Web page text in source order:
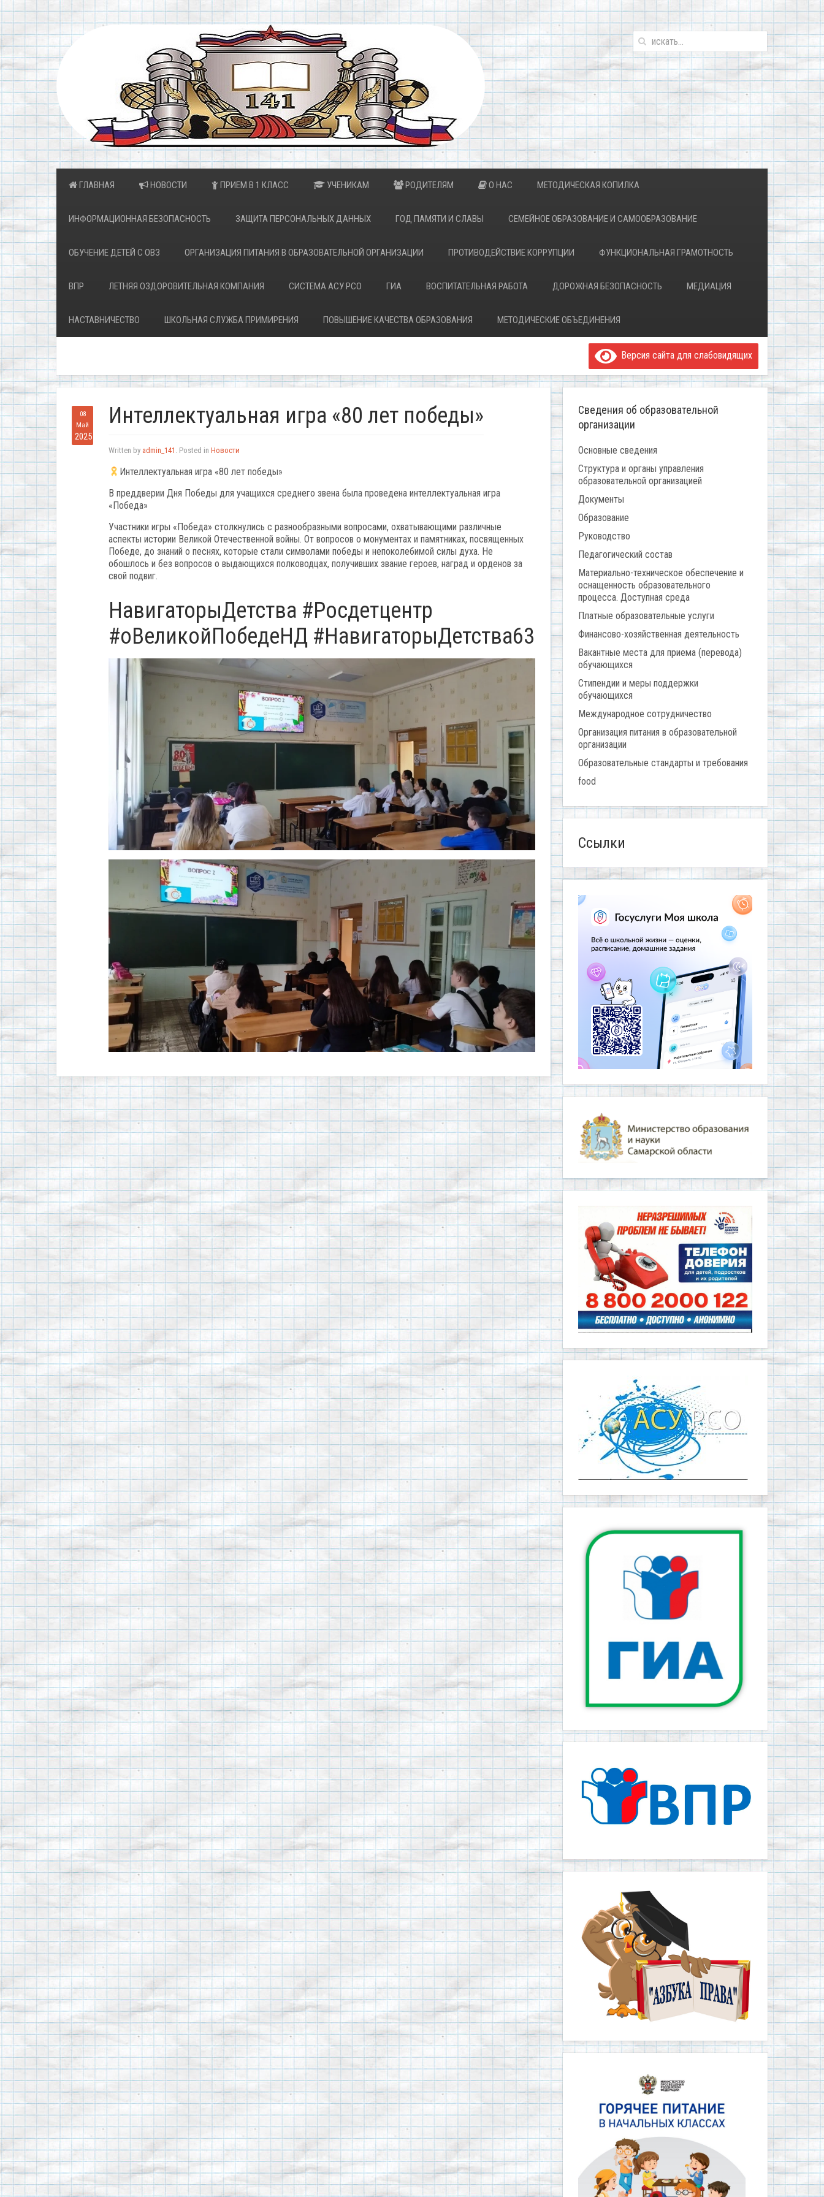
ГЛАВНАЯ НОВОСТИ ПРИЕМ В 1 КЛАСС УЧЕНИКАМ РОДИТЕЛЯМ О НАС МЕТОДИЧЕСКАЯ КОПИЛКА
ИНФОРМАЦИОННАЯ БЕЗОПАСНОСТЬ ЗАЩИТА ПЕРСОНАЛЬНЫХ ДАННЫХ ГОД ПАМЯТИ И СЛАВЫ СЕМЕЙНОЕ ОБРАЗОВАНИЕ И САМООБРАЗОВАНИЕ
ОБУЧЕНИЕ ДЕТЕЙ С ОВЗ ОРГАНИЗАЦИЯ ПИТАНИЯ В ОБРАЗОВАТЕЛЬНОЙ ОРГАНИЗАЦИИ ПРОТИВОДЕЙСТВИЕ КОРРУПЦИИ ФУНКЦИОНАЛЬНАЯ ГРАМОТНОСТЬ
ВПР ЛЕТНЯЯ ОЗДОРОВИТЕЛЬНАЯ КОМПАНИЯ СИСТЕМА АСУ РСО ГИА ВОСПИТАТЕЛЬНАЯ РАБОТА ДОРОЖНАЯ БЕЗОПАСНОСТЬ МЕДИАЦИЯ
НАСТАВНИЧЕСТВО ШКОЛЬНАЯ СЛУЖБА ПРИМИРЕНИЯ ПОВЫШЕНИЕ КАЧЕСТВА ОБРАЗОВАНИЯ МЕТОДИЧЕСКИЕ ОБЪЕДИНЕНИЯ
Версия сайта для слабовидящих
08
Май
2025
Интеллектуальная игра «80 лет победы»
Written by admin_141 . Posted in Новости
Интеллектуальная игра «80 лет победы»
В преддверии Дня Победы для учащихся среднего звена была проведена интеллектуальная игра
«Победа»
Участники игры «Победа» столкнулись с разнообразными вопросами, охватывающими различные
аспекты истории Великой Отечественной войны. От вопросов о монументах и памятниках, посвященных
Победе, до знаний о песнях, которые стали символами победы и непоколебимой силы духа. Не
обошлось и без вопросов о выдающихся полководцах, получивших звание героев, наград и орденов за
свой подвиг.
НавигаторыДетства #Росдетцентр
#оВеликойПобедеНД #НавигаторыДетства63
Сведения об образовательной
организации
Основные сведения
Структура и органы управления
образовательной организацией
Документы
Образование
Руководство
Педагогический состав
Материально-техническое обеспечение и
оснащенность образовательного
процесса. Доступная среда
Платные образовательные услуги
Финансово-хозяйственная деятельность
Вакантные места для приема (перевода)
обучающихся
Стипендии и меры поддержки
обучающихся
Международное сотрудничество
Организация питания в образовательной
организации
Образовательные стандарты и требования
food
Ссылки